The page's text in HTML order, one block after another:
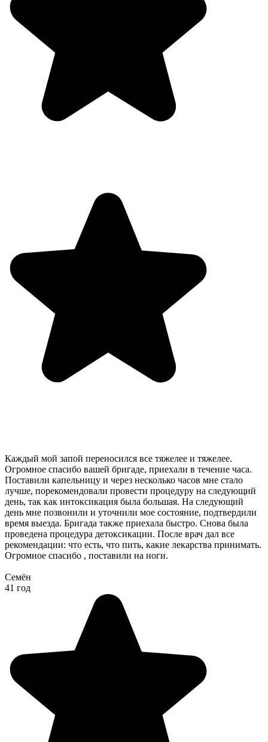
Каждый мой запой переносился все тяжелее и тяжелее.
Огромное спасибо вашей бригаде, приехали в течение часа.
Поставили капельницу и через несколько часов мне стало
лучше, порекомендовали провести процедуру на следующий
день, так как интоксикация была большая. На следующий
день мне позвонили и уточнили мое состояние, подтвердили
время выезда. Бригада также приехала быстро. Снова была
проведена процедура детоксикации. После врач дал все
рекомендации: что есть, что пить, какие лекарства принимать.
Огромное спасибо , поставили на ноги.
Семён
41 год